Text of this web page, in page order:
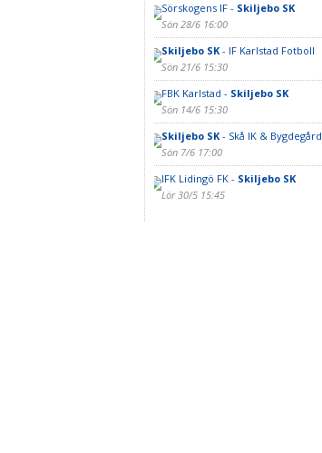
Sörskogens IF - Skiljebo SK
Sön 28/6 16:00
Skiljebo SK- IF Karlstad Fotboll
Sön 21/6 15:30
FBK Karlstad - Skiljebo SK
Sön 14/6 15:30
Skiljebo SK- Skå IK & Bygdegård
Sön 7/6 17:00
IFK Lidingö FK - Skiljebo SK
Lör 30/5 15:45